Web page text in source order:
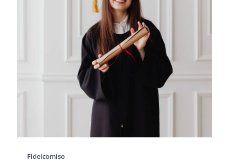
Fideicomiso